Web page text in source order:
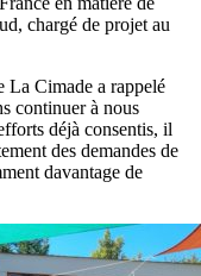
chargé de projet au
La Cimade a rappelé
continuer à nous
déjà consentis, il
des demandes de
davantage de